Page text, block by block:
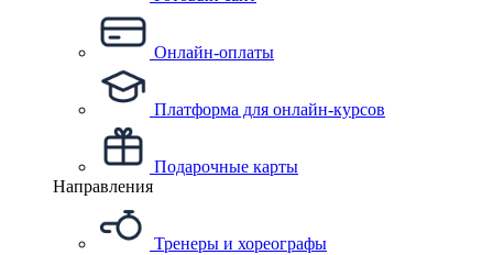
Онлайн-оплаты
Платформа для онлайн-курсов
Подарочные карты
Направления
Тренеры и хореографы